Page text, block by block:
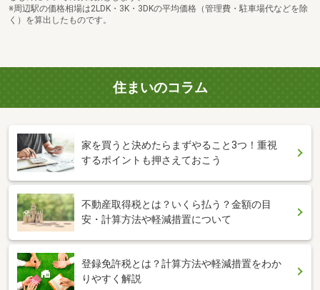
※周辺駅の価格相場は2LDK・3K・3DKの平均価格（管理費・駐車場代などを除
く）を算出したものです。
住まいのコラム
家を買うと決めたらまずやること3つ！重視
するポイントも押さえておこう
不動産取得税とは？いくら払う？金額の目
安・計算方法や軽減措置について
登録免許税とは？計算方法や軽減措置をわか
りやすく解説